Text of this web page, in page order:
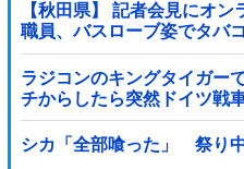
【秋田県】 記者会見にオ
職員、バスローブ姿でタバ
取りへ
ラジコンのキングタイガー
チからしたら突然ドイツ戦
の反応】
シカ「全部喰った」 祭り